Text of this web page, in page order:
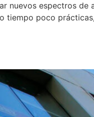
nuevos espectros de
tiempo poco